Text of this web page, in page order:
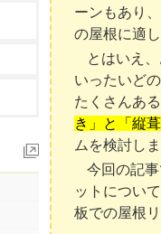
ーンもあり
の屋根に適
とはいえ
いったいど
たくさんあ
き」と「縦
ムを検討しま
今回の記
ットについ
板での屋根